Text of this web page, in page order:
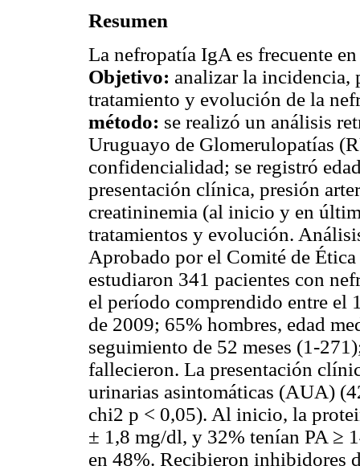
Resumen
La nefropatía IgA es frecuente
Objetivo: analizar la incidencia,
tratamiento y evolución de la
método: se realizó un análisis
Uruguayo de Glomerulopatías
confidencialidad; se registró
presentación clínica, presión
creatininemia (al inicio y en
tratamientos y evolución.
Aprobado por el Comité de
estudiaron 341 pacientes con
el período comprendido entre el
de 2009; 65% hombres, edad
seguimiento de 52 meses (1-
fallecieron. La presentación
urinarias asintomáticas (AUA)
chi2 p < 0,05). Al inicio, la
± 1,8 mg/dl, y 32% tenían PA ≥
en 48%. Recibieron inhibidores